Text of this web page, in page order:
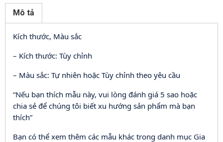
Mô tả
Kích thước, Màu sắc
– Kích thước: Tùy chỉnh
– Màu sắc: Tự nhiên hoặc Tùy chỉnh theo yêu cầu
“Nếu bạn thích mẫu này, vui lòng đánh giá 5 sao hoặc
chia sẻ để chúng tôi biết xu hướng sản phẩm mà bạn
thích”
Bạn có thể xem thêm các mẫu khác trong danh mục Gia